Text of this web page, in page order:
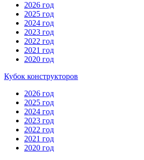
2026 год
2025 год
2024 год
2023 год
2022 год
2021 год
2020 год
Кубок конструкторов
2026 год
2025 год
2024 год
2023 год
2022 год
2021 год
2020 год